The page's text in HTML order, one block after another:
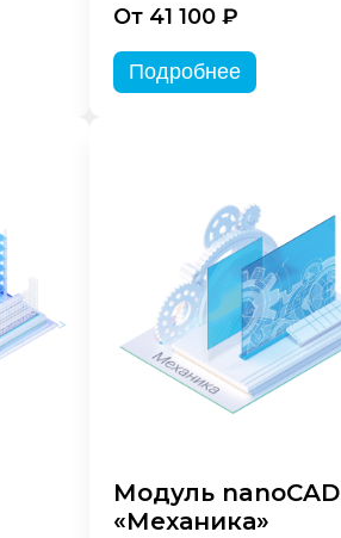
От 41 100 ₽
Подробнее
Модуль nanoCAD
«Механика»